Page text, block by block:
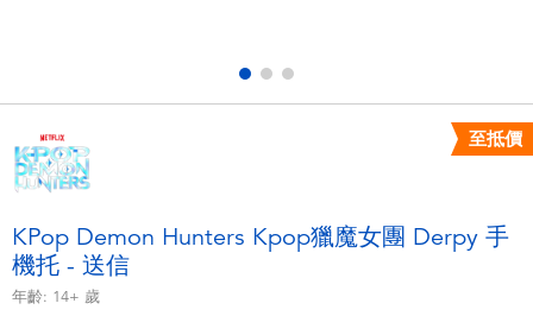
角色扮演及造型系列
毛毛公仔玩具
Globber高樂寶
至抵價
KPop Demon Hunters Kpop獵魔女團 Derpy 手
機托 - 送信
年齡: 14+ 歲